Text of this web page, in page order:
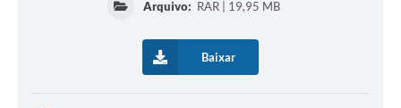
Arquivo: RAR | 19,95 MB
Baixar